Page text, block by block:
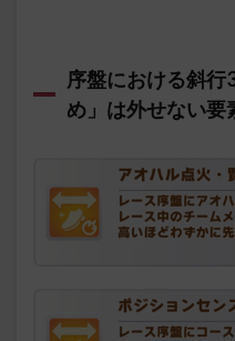
序盤における斜行
め」は外せない要